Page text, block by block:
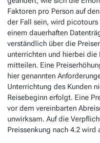
Faktoren pro Person auf
der Fall sein, wird picotours
einem dauerhaften
verständlich über die
unterrichten und hierbei die
mitteilen. Eine
hier genannten
Unterrichtung des Kunden
Reisebeginn erfolgt. Eine
vor dem vereinbarten
unwirksam. Auf die
Preissenkung nach 4.2